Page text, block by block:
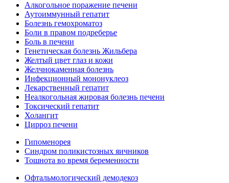
Алкогольное поражение печени
Аутоиммунный гепатит
Болезнь гемохроматоз
Боли в правом подреберье
Боль в печени
Генетическая болезнь Жильбера
Желтый цвет глаз и кожи
Желчнокаменная болезнь
Инфекционный мононуклеоз
Лекарственный гепатит
Неалкогольная жировая болезнь печени
Токсический гепатит
Холангит
Цирроз печени
Гипоменорея
Синдром поликистозных яичников
Тошнота во время беременности
Офтальмологический демодекоз